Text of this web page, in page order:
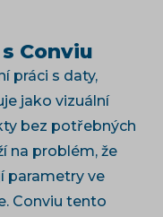
Conviu
práci s daty,
jako vizuální
bez potřebných
na problém, že
parametry ve
Conviu tento